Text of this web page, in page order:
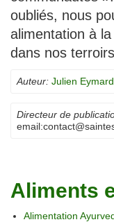
oubliés, nous
alimentation à
dans nos
Auteur: Julien Eymard
Directeur de
email:
Aliments
Alimentation